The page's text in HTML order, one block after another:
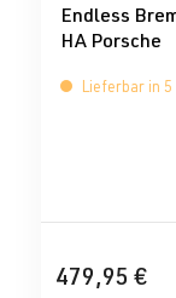
Endless
HA Porsche
Lieferbar in 5
479,95 €